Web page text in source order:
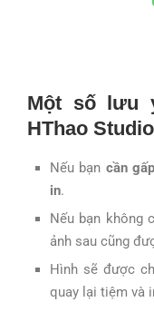
Một số lưu
HThao Studio
Nếu bạn cần
in.
Nếu bạn không
ảnh sau cũng
Hình sẽ được
quay lại tiệm và